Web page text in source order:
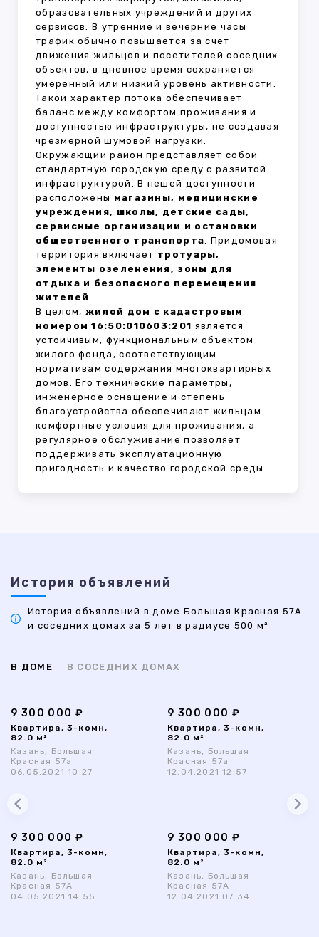
образовательных учреждений и других
сервисов. В утренние и вечерние часы
трафик обычно повышается за счёт
движения жильцов и посетителей соседних
объектов, в дневное время сохраняется
умеренный или низкий уровень активности.
Такой характер потока обеспечивает
баланс между комфортом проживания и
доступностью инфраструктуры, не создавая
чрезмерной шумовой нагрузки.
Окружающий район представляет собой
стандартную городскую среду с развитой
инфраструктурой. В пешей доступности
расположены магазины, медицинские
учреждения, школы, детские сады,
сервисные организации и остановки
общественного транспорта. Придомовая
территория включает тротуары,
элементы озеленения, зоны для
отдыха и безопасного перемещения
жителей.
В целом, жилой дом с кадастровым
номером 16:50:010603:201 является
устойчивым, функциональным объектом
жилого фонда, соответствующим
нормативам содержания многоквартирных
домов. Его технические параметры,
инженерное оснащение и степень
благоустройства обеспечивают жильцам
комфортные условия для проживания, а
регулярное обслуживание позволяет
поддерживать эксплуатационную
пригодность и качество городской среды.
История объявлений
История объявлений в доме Большая Красная 57А
и соседних домах за 5 лет в радиусе 500 м²
В ДОМЕ В СОСЕДНИХ ДОМАХ
9 300 000 ₽
Квартира, 3-комн,
82.0 м²
Казань, Большая
Красная 57а
06.05.2021 10:27
9 300 000 ₽
Квартира, 3-комн,
82.0 м²
Казань, Большая
Красная 57а
12.04.2021 12:57
9 300 000 ₽
Квартира, 3-комн,
82.0 м²
Казань, Большая
Красная 57А
04.05.2021 14:55
9 300 000 ₽
Квартира, 3-комн,
82.0 м²
Казань, Большая
Красная 57А
12.04.2021 07:34